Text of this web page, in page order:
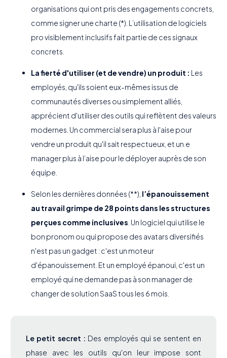
organisations qui ont pris des engagements concrets,
comme signer une charte (*). L’utilisation de logiciels
pro visiblement inclusifs fait partie de ces signaux
concrets.
La fierté d'utiliser (et de vendre) un produit : Les
employés, qu'ils soient eux-mêmes issus de
communautés diverses ou simplement alliés,
apprécient d'utiliser des outils qui reflètent des valeurs
modernes. Un commercial sera plus à l'aise pour
vendre un produit qu'il sait respectueux, et un.e
manager plus à l’aise pour le déployer auprès de son
équipe.
Selon les dernières données (**), l’épanouissement
au travail grimpe de 28 points dans les structures
perçues comme inclusives . Un logiciel qui utilise le
bon pronom ou qui propose des avatars diversifiés
n'est pas un gadget : c'est un moteur
d'épanouissement. Et un employé épanoui, c'est un
employé qui ne demande pas à son manager de
changer de solution SaaS tous les 6 mois.
Le petit secret : Des employés qui se sentent en
phase avec les outils qu'on leur impose sont